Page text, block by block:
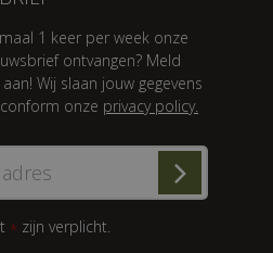
1 keer per week onze
ontvangen? Meld
Wij slaan jouw gegevens
onze privacy policy.
* zijn verplicht.